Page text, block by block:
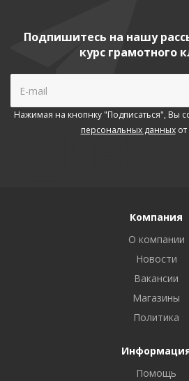
Подпишитесь на нашу
курс грамотного
Нажимая на кнопнку "Подписаться", Вы
персональных данныхот
Компания
О компании
Новости
Вакансии
Магазины
Политика
Помощь